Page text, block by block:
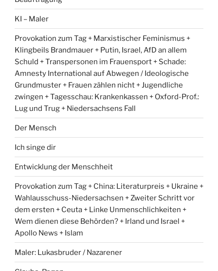
KI – Maler
Provokation zum Tag + Marxistischer Feminismus +
Klingbeils Brandmauer + Putin, Israel, AfD an allem
Schuld + Transpersonen im Frauensport + Schade:
Amnesty International auf Abwegen / Ideologische
Grundmuster + Frauen zählen nicht + Jugendliche
zwingen + Tagesschau: Krankenkassen + Oxford-Prof.:
Lug und Trug + Niedersachsens Fall
Der Mensch
Ich singe dir
Entwicklung der Menschheit
Provokation zum Tag + China: Literaturpreis + Ukraine +
Wahlausschuss-Niedersachsen + Zweiter Schritt vor
dem ersten + Ceuta + Linke Unmenschlichkeiten +
Wem dienen diese Behörden? + Irland und Israel +
Apollo News + Islam
Maler: Lukasbruder / Nazarener